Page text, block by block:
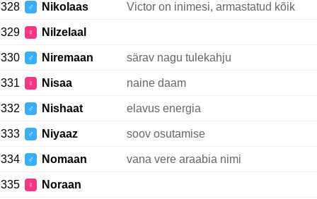
328 ♂ Nikolaas Victor on inimesi, armastatud kõik
329 ♀ Nilzelaal
330 ♂ Niremaan särav nagu tulekahju
331 ♀ Nisaa naine daam
332 ♂ Nishaat elavus energia
333 ♂ Niyaaz soov osutamise
334 ♂ Nomaan vana vere araabia nimi
335 ♀ Noraan